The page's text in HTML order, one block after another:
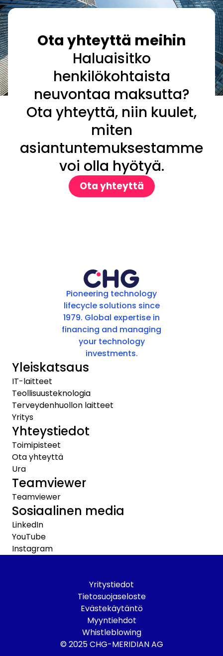
Ota yhteyttä meihin
Haluaisitko
henkilökohtaista
neuvontaa maksutta?
Ota yhteyttä, niin kuulet,
miten
asiantuntemuksestamme
voi olla hyötyä.
Ota yhteyttä
Pioneering technology
lifecycle solutions since
1979. Global expertise in
financing and managing
your technology
investments.
Yleiskatsaus
IT-laitteet
Teollisuusteknologia
Terveydenhuollon laitteet
Yritys
Yhteystiedot
Toimipisteet
Ota yhteyttä
Ura
Teamviewer
Teamviewer
Sosiaalinen media
LinkedIn
YouTube
Instagram
© 2025 CHG-MERIDIAN AG
Yritystiedot
Tietosuojaseloste
Evästekäytäntö
Myyntiehdot
Whistleblowing